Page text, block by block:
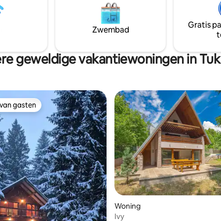
ontsnapping!
kruiden en groenten, perfect
ontspannen en te genieten
natuurlijke omgeving. Ervaar
luxe en natuur in deze serene
Zwembad
Gratis
geweldige vakantiewoningen in
gasten
gasten
Woning
Ivy